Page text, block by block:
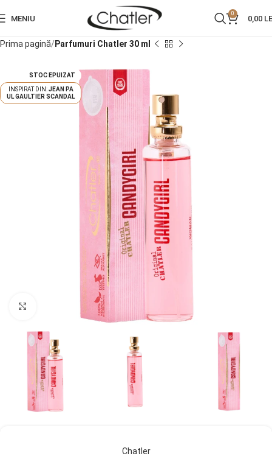
MENIU
0
0,00
Prima pagină Parfumuri Chatler 30 ml
STOC EPUIZAT
JEAN PA
UL GAULTIER SCANDAL
Click pentru a mări
Chatler